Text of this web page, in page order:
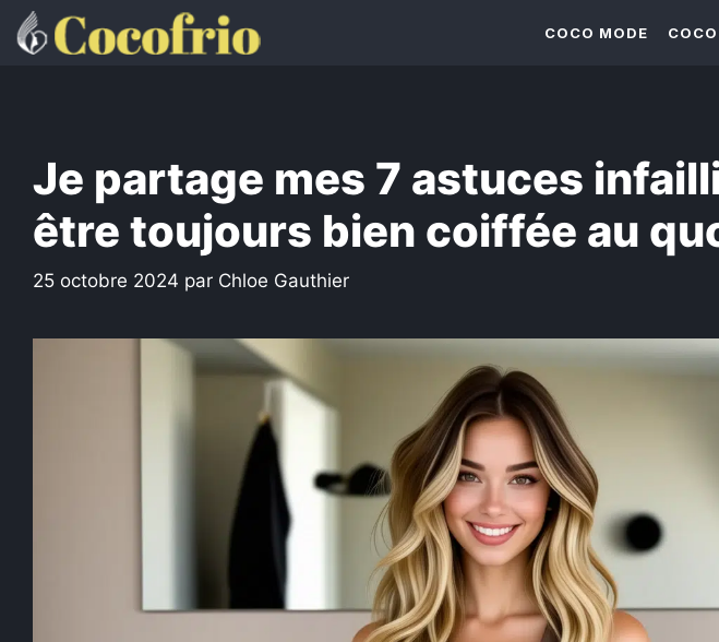
Aller
au
COCO MODE
Je partage mes 7 astuces
être toujours bien coiffée au
25 octobre 2024 par Chloe Gauthier